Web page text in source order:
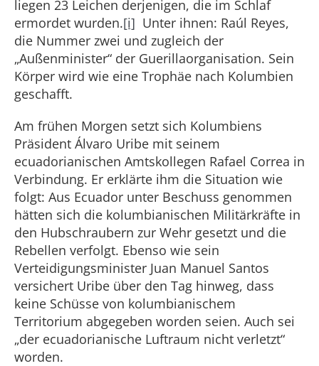
liegen 23 Leichen derjenigen, die im Schlaf
ermordet wurden.[i] Unter ihnen: Raúl Reyes,
die Nummer zwei und zugleich der
„Außenminister“ der Guerillaorganisation. Sein
Körper wird wie eine Trophäe nach Kolumbien
geschafft.
Am frühen Morgen setzt sich Kolumbiens
Präsident Álvaro Uribe mit seinem
ecuadorianischen Amtskollegen Rafael Correa in
Verbindung. Er erklärte ihm die Situation wie
folgt: Aus Ecuador unter Beschuss genommen
hätten sich die kolumbianischen Militärkräfte in
den Hubschraubern zur Wehr gesetzt und die
Rebellen verfolgt. Ebenso wie sein
Verteidigungsminister Juan Manuel Santos
versichert Uribe über den Tag hinweg, dass
keine Schüsse von kolumbianischem
Territorium abgegeben worden seien. Auch sei
„der ecuadorianische Luftraum nicht verletzt“
worden.